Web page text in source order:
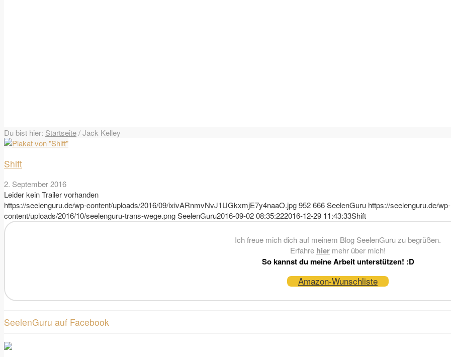
Du bist hier: Startseite/Jack Kelley
Shift
2. September 2016
Leider kein Trailer vorhanden
https://seelenguru.de/wp-content/uploads/2016/09/ixivARnmvNvJ1UGkxmjE7y4naaO.jpg952666SeelenGuru https://seelenguru.de/wp-
content/uploads/2016/10/seelenguru-trans-wege.pngSeelenGuru2016-09-02 08:35:222016-12-29 11:43:33Shift
Ich freue mich dich auf meinem Blog SeelenGuru zu begrüßen.
Erfahre hier mehr über mich!
So kannst du meine Arbeit unterstützen! :D
Amazon-Wunschliste
SeelenGuru auf Facebook